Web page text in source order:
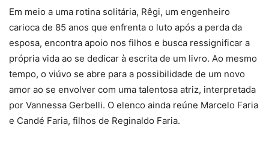
Em meio a uma rotina solitária, Rêgi, um engenheiro
carioca de 85 anos que enfrenta o luto após a perda da
esposa, encontra apoio nos filhos e busca ressignificar a
própria vida ao se dedicar à escrita de um livro. Ao mesmo
tempo, o viúvo se abre para a possibilidade de um novo
amor ao se envolver com uma talentosa atriz, interpretada
por Vannessa Gerbelli. O elenco ainda reúne Marcelo Faria
e Candé Faria, filhos de Reginaldo Faria.